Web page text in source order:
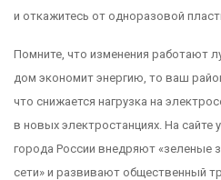
и откажитесь от одноразовой
Помните, что изменения работают
дом экономит энергию, то ваш
что снижается нагрузка на
в новых электростанциях. На сайте
города России внедряют «зеленые
сети» и развивают общественный